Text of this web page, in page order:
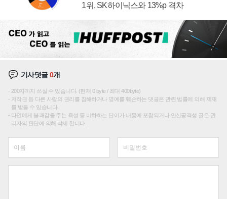
1위, SK하이닉스와 13%p 격차
기사댓글0개
200자까지 쓰실 수 있습니다. (현재 0 byte / 최대 400byte)
저작권 등 다른 사람의 권리를 침해하거나 명예를 훼손하는 댓글은 관련 법률에 의해 제재
를 받을 수 있습니다.
타인에게 불쾌감을 주는 욕설 등 비하하는 단어가 내용에 포함되거나 인신공격성 글은 관
리자의 판단에 의해 삭제 합니다.